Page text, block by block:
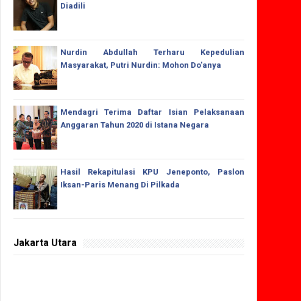
Diadili
Nurdin Abdullah Terharu Kepedulian
Masyarakat, Putri Nurdin: Mohon Do'anya
Mendagri Terima Daftar Isian Pelaksanaan
Anggaran Tahun 2020 di Istana Negara
Hasil Rekapitulasi KPU Jeneponto, Paslon
Iksan-Paris Menang Di Pilkada
Jakarta Utara